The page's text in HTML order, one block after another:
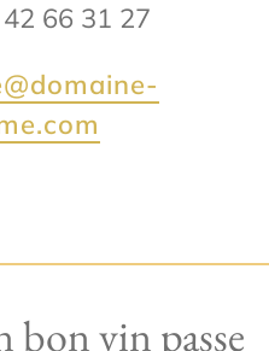
66 31 27
bon vin passe